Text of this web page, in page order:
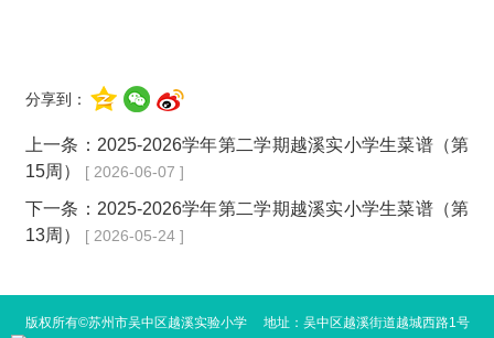
分享到：
上一条： 2025-2026学年第二学期越溪实小学生菜谱（第
15周）
[ 2026-06-07 ]
下一条： 2025-2026学年第二学期越溪实小学生菜谱（第
13周）
[ 2026-05-24 ]
版权所有©苏州市吴中区越溪实验小学 地址：吴中区越溪街道越城西路1号